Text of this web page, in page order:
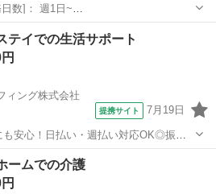
16:00~06:00 月/火/水/木/金/土/
ます [勤務地・最寄駅]： 佐賀...
ージャー
テイでの生活サポート
ィング株式会社
提携サイト 7月19日
銀行165円と業界最安級です♪ ＊スタ
があるので、ご相談には即対応！小さ
ームでの介護